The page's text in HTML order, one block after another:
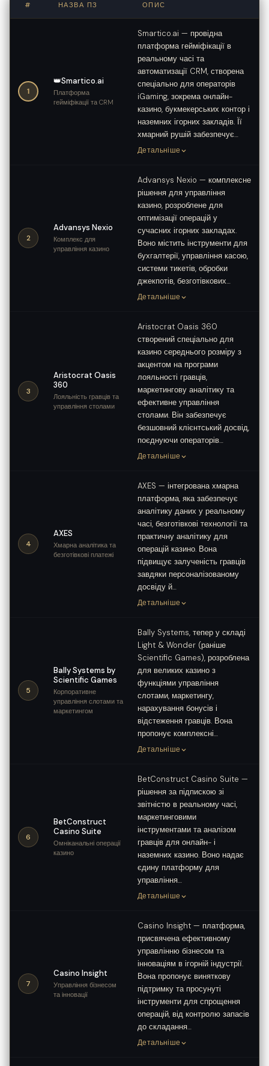
# НАЗВА ПЗ ОПИС
1
👑Smartico.ai
Платформа
гейміфікації та CRM
Smartico.ai — провідна
платформа гейміфікації в
реальному часі та
автоматизації CRM, створена
спеціально для операторів
iGaming, зокрема онлайн-
казино, букмекерських контор і
наземних ігорних закладів. Її
хмарний рушій забезпечує…
Детальніше
2
Advansys Nexio
Комплекс для
управління казино
Advansys Nexio — комплексне
рішення для управління
казино, розроблене для
оптимізації операцій у
сучасних ігорних закладах.
Воно містить інструменти для
бухгалтерії, управління касою,
системи тикетів, обробки
джекпотів, безготівкових…
Детальніше
3
Aristocrat Oasis
360
Лояльність гравців та
управління столами
Aristocrat Oasis 360
створений спеціально для
казино середнього розміру з
акцентом на програми
лояльності гравців,
маркетингову аналітику та
ефективне управління
столами. Він забезпечує
безшовний клієнтський досвід,
поєднуючи операторів…
Детальніше
4
AXES
Хмарна аналітика та
безготівкові платежі
AXES — інтегрована хмарна
платформа, яка забезпечує
аналітику даних у реальному
часі, безготівкові технології та
практичну аналітику для
операцій казино. Вона
підвищує залученість гравців
завдяки персоналізованому
досвіду й…
Детальніше
5
Bally Systems by
Scientific Games
Корпоративне
управління слотами та
маркетингом
Bally Systems, тепер у складі
Light & Wonder (раніше
Scientific Games), розроблена
для великих казино з
функціями управління
слотами, маркетингу,
нарахування бонусів і
відстеження гравців. Вона
пропонує комплексні…
Детальніше
6
BetConstruct
Casino Suite
Омніканальні операції
казино
BetConstruct Casino Suite —
рішення за підпискою зі
звітністю в реальному часі,
маркетинговими
інструментами та аналізом
гравців для онлайн- і
наземних казино. Воно надає
єдину платформу для
управління…
Детальніше
7
Casino Insight
Управління бізнесом
та інновації
Casino Insight — платформа,
присвячена ефективному
управлінню бізнесом та
інноваціям в ігорній індустрії.
Вона пропонує виняткову
підтримку та просунуті
інструменти для спрощення
операцій, від контролю запасів
до складання…
Детальніше